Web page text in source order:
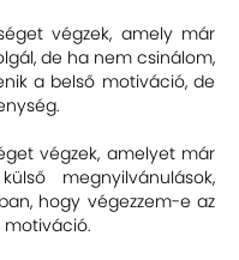
végzek, amely már
de ha nem csinálom,
a belső motiváció, de
végzek, amelyet már
megnyilvánulások,
hogy végezzem-e az